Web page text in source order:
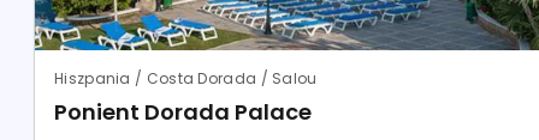
Hiszpania / Costa Dorada / Salou
Ponient Dorada Palace